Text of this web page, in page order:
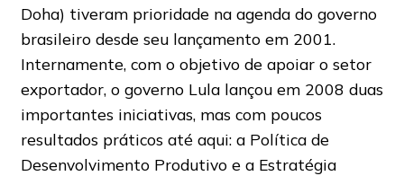
Doha) tiveram prioridade na agenda do governo
brasileiro desde seu lançamento em 2001.
Internamente, com o objetivo de apoiar o setor
exportador, o governo Lula lançou em 2008 duas
importantes iniciativas, mas com poucos
resultados práticos até aqui: a Política de
Desenvolvimento Produtivo e a Estratégia